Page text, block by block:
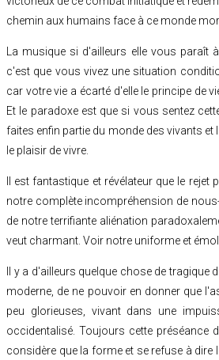
chemin aux humains face à ce monde
La musique si d'ailleurs elle vous paraît
c'est que vous vivez une situation
car votre vie a écarté d'elle le principe de
Et le paradoxe est que si vous sentez
faites enfin partie du monde des vivants
le plaisir de vivre.
Il est fantastique et révélateur que le
notre complète incompréhension de
de notre terrifiante aliénation
veut charmant. Voir notre uniforme et
Il y a d'ailleurs quelque chose de
moderne, de ne pouvoir en donner que
peu glorieuses, vivant dans une
occidentalisé. Toujours cette préséance
considère que la forme et se refuse à